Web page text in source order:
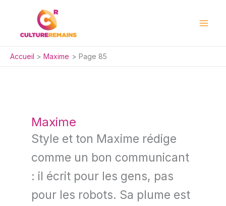
Accueil Maxime Page 85
Maxime
Style et ton Maxime rédige
comme un bon communicant
: il écrit pour les gens, pas
pour les robots. Sa plume est